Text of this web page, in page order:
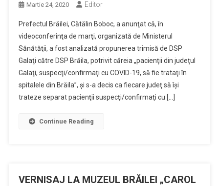
Martie 24, 2020 Editor
Prefectul Brăilei, Cătălin Boboc, a anunţat că, în
videoconferinţa de marţi, organizată de Ministerul
Sănătăţii, a fost analizată propunerea trimisă de DSP
Galaţi către DSP Brăila, potrivit căreia „pacienţii din judeţul
Galaţi, suspecţi/confirmaţi cu COVID-19, să fie trataţi în
spitalele din Brăila”, şi s-a decis ca fiecare judeţ să îşi
trateze separat pacienţii suspecţi/confirmaţi cu […]
Continue Reading
VERNISAJ LA MUZEUL BRĂILEI „CAROL